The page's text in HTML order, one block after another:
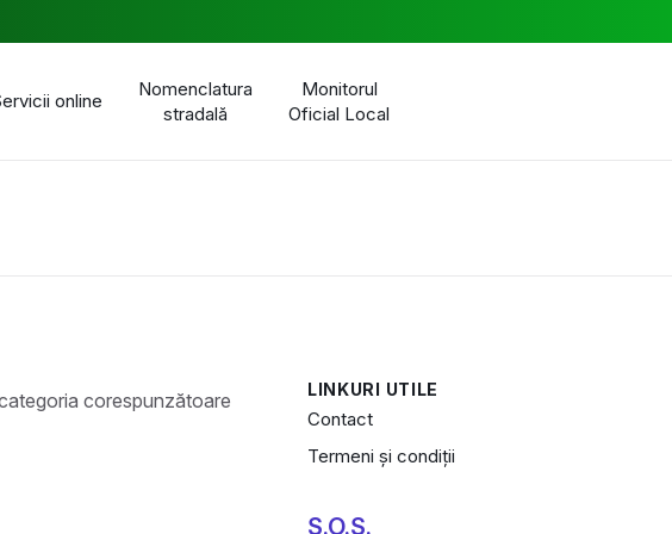
online
Nomenclatura
stradală
Monitorul
Oficial Local
LINKURI UTILE
Contact
Termeni și condiții
S.O.S.